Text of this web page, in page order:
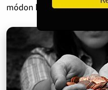
módon kerül